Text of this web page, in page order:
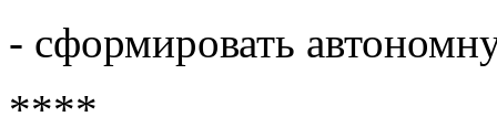
- сформировать
****